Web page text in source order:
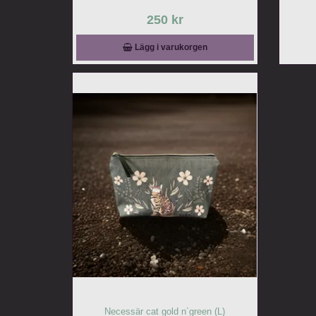
250 kr
Lägg i varukorgen
Necessär cat gold n´green (L)